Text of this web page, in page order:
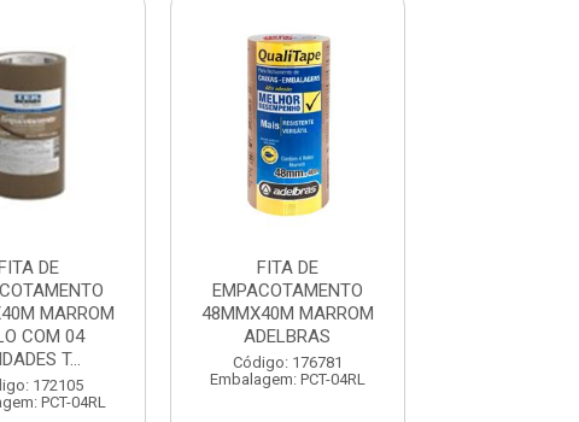
DE
MARROM
COM 04
T...
172105
PCT-04RL
FITA DE
EMPACOTAMENTO
48MMX40M MARROM
ADELBRAS
Código: 176781
Embalagem: PCT-04RL